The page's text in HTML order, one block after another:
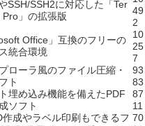
SSH/SSH2に対応した「Ter
Pro」の拡張版
49
2
Office」互換のフリーの
統合環境
10
25
7
ローラ風のファイル圧縮・
ト
93
83
埋め込み機能を備えたPDF
ソフト
87
11
作成やラベル印刷もできるフ 70